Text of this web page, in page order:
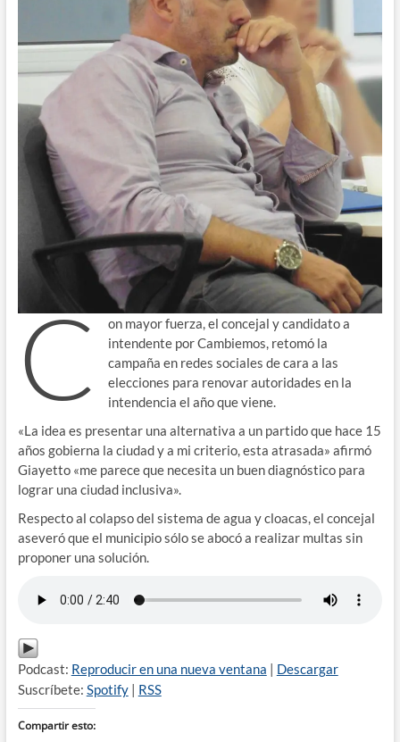
C
on mayor fuerza, el concejal y candidato a
intendente por Cambiemos, retomó la
campaña en redes sociales de cara a las
elecciones para renovar autoridades en la
intendencia el año que viene.
«La idea es presentar una alternativa a un partido que hace 15
años gobierna la ciudad y a mi criterio, esta atrasada» afirmó
Giayetto «me parece que necesita un buen diagnóstico para
lograr una ciudad inclusiva».
Respecto al colapso del sistema de agua y cloacas, el concejal
aseveró que el municipio sólo se abocó a realizar multas sin
proponer una solución.
Podcast: Reproducir en una nueva ventana | Descargar
Suscríbete: Spotify| RSS
Compartir esto: